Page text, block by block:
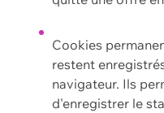
Cookies
restent
navigateur. Ils
d'enregistrer le